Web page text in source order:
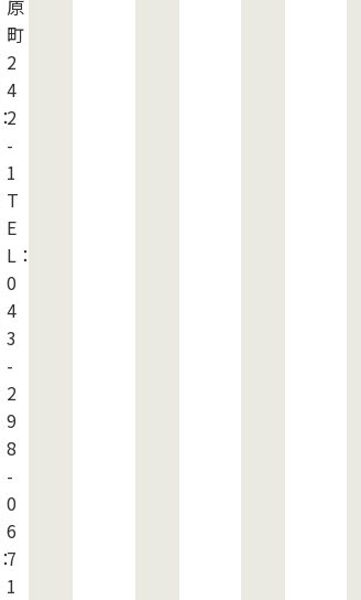
原
町
2
4
2
-
1
T
E
L：
0
4
3
-
2
9
8
-
0
6
7
1